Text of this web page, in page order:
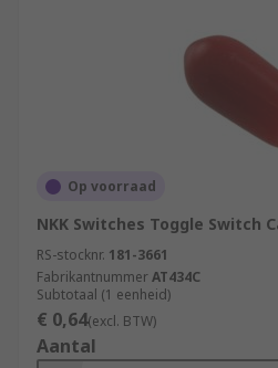
Op voorraad
NKK Switches Toggle Switch
RS-stocknr. 181-3661
FabrikantnummerAT434C
Subtotaal (1 eenheid)
€ 0,64(excl. BTW)
Aantal